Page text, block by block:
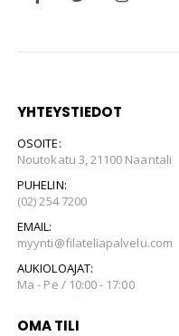
YHTEYSTIEDOT
OSOITE:
Noutokatu 3, 21100 Naantali
PUHELIN:
(02) 254 7200
EMAIL:
myynti@filateliapalvelu.com
AUKIOLOAJAT:
Ma - Pe / 10:00 - 17:00
OMA TILI